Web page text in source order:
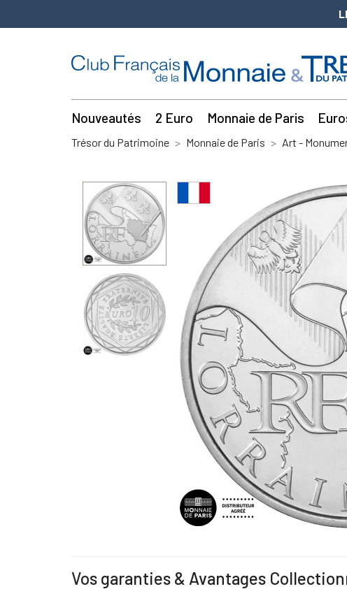
Nouveautés 2 Euro Monnaie de Paris
Trésor du Patrimoine Monnaie de Paris Art -
Vos garanties & Avantages